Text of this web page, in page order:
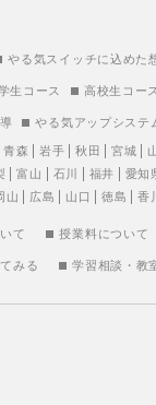
やる気スイッチに込めた
生コース 高校生コース
やる気アップシステ
青森 岩手 秋田 宮城
富山 石川 福井 愛知
山 広島 山口 徳島 香
て 授業料について
みる 学習相談・教